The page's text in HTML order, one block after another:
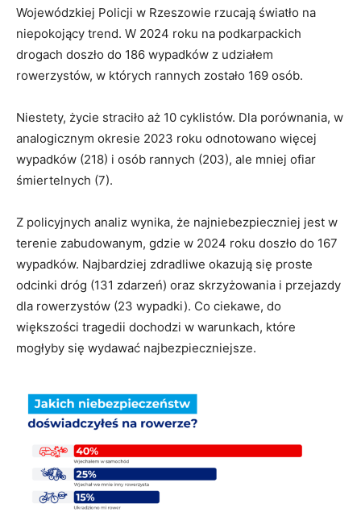
Wojewódzkiej Policji w Rzeszowie rzucają światło na
niepokojący trend. W 2024 roku na podkarpackich
drogach doszło do 186 wypadków z udziałem
rowerzystów, w których rannych zostało 169 osób.
Niestety, życie straciło aż 10 cyklistów. Dla porównania, w
analogicznym okresie 2023 roku odnotowano więcej
wypadków (218) i osób rannych (203), ale mniej ofiar
śmiertelnych (7).
Z policyjnych analiz wynika, że najniebezpieczniej jest w
terenie zabudowanym, gdzie w 2024 roku doszło do 167
wypadków. Najbardziej zdradliwe okazują się proste
odcinki dróg (131 zdarzeń) oraz skrzyżowania i przejazdy
dla rowerzystów (23 wypadki). Co ciekawe, do
większości tragedii dochodzi w warunkach, które
mogłyby się wydawać najbezpieczniejsze.